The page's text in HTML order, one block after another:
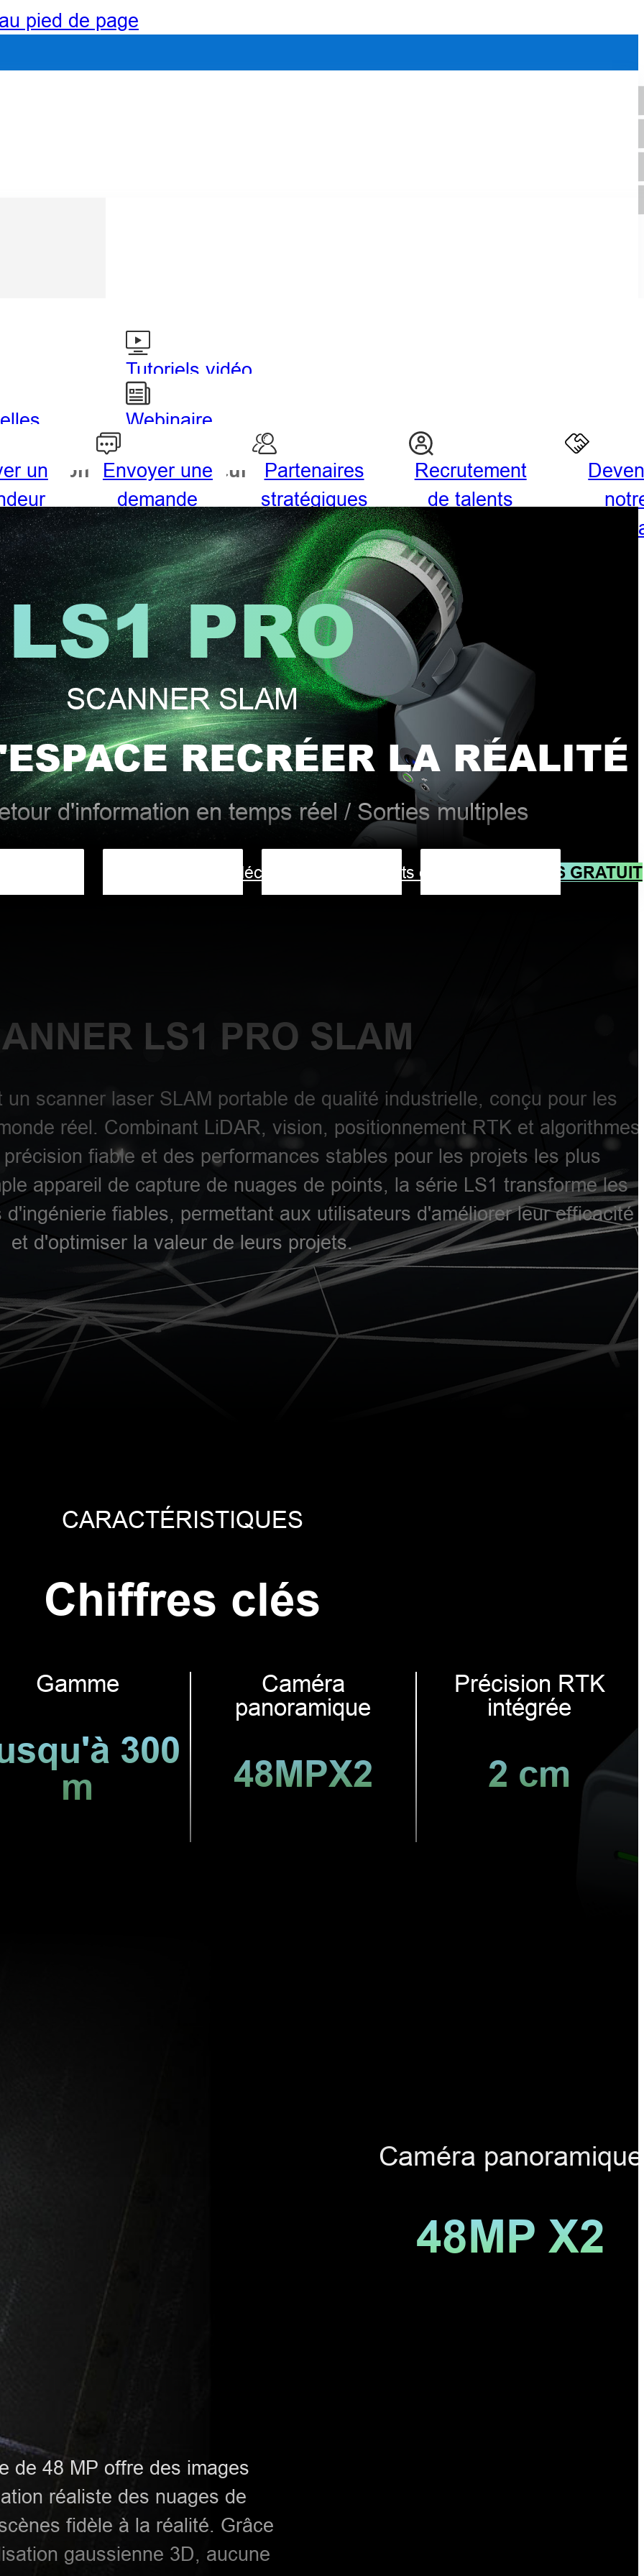
pied de page
RTK
Système
GNSS RTK
Système
GNSS RTK
V200
GNSS RTK
Hi-
Agriculture
Tutoriels vidéo
Webinaire
un
Envoyer une
demande
Partenaires
stratégiques
Recrutement
de talents
LS1 PRO
SCANNER SLAM
RECRÉER LA RÉALITÉ
d'information en temps réel / Sorties multiples
Télécharger Produits connexes DEVIS GRATUIT
LS1 PRO SLAM
scanner laser SLAM portable de qualité industrielle, conçu pour les
réel. Combinant LiDAR, vision, positionnement RTK et algorithmes
fiable et des performances stables pour les projets les plus
appareil de capture de nuages de points, la série LS1 transforme les
fiables, permettant aux utilisateurs d'améliorer leur efficacité
et d'optimiser la valeur de leurs projets.
CARACTÉRISTIQUES
Chiffres clés
Gamme
300
m
Caméra
panoramique
48MPX2
Précision RTK
intégrée
2 cm
Caméra panoramique
48MP X2
de 48 MP offre des images
réaliste des nuages de
fidèle à la réalité. Grâce
gaussienne 3D, aucune